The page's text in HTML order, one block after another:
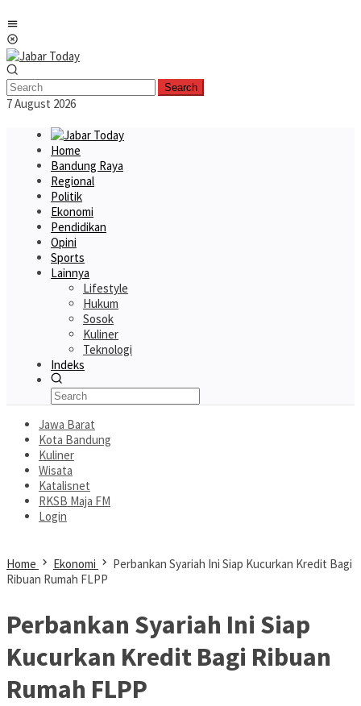
to
content
Search
7 August 2026
Home
Bandung Raya
Regional
Politik
Ekonomi
Pendidikan
Opini
Sports
Lainnya
Lifestyle
Hukum
Sosok
Kuliner
Teknologi
Indeks
Jawa Barat
Kota Bandung
Kuliner
Wisata
Katalisnet
RKSB Maja FM
Login
Home Ekonomi
Perbankan Syariah Ini Siap Kucurkan Kredit Bagi
Ribuan Rumah FLPP
Perbankan Syariah Ini Siap
Kucurkan Kredit Bagi Ribuan
Rumah FLPP